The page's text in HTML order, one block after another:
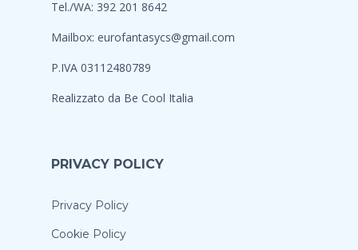
Tel./WA: 392 201 8642
Mailbox: eurofantasycs@gmail.com
P.IVA 03112480789
Realizzato da Be Cool Italia
PRIVACY POLICY
Privacy Policy
Cookie Policy